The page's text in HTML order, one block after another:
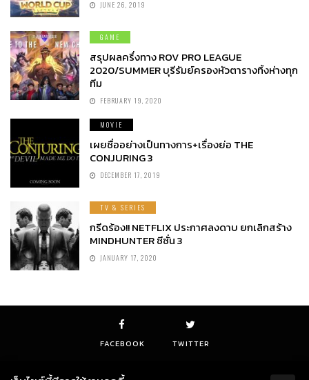
JUNE 26, 2019
GAME
สรุปผลครึ่งทาง ROV PRO LEAGUE
2020/SUMMER บุรีรัมย์ครองหัวตารางทิ้งห่างทุก
ทีม
FEBRUARY 19, 2020
MOVIE
เผยชื่ออย่างเป็นทางการ+เรื่องย่อ THE
CONJURING 3
DECEMBER 17, 2019
TV & SERIES
กรีดร้อง!! NETFLIX ประกาศลงดาบ ยกเลิกสร้าง
MINDHUNTER ซีซั่น 3
JANUARY 17, 2020
FACEBOOK TWITTER